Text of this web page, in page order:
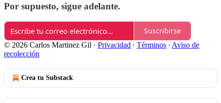
Por supuesto, sigue adelante.
Suscribirse
© 2026 Carlos Martinez Gil · Privacidad ∙ Términos ∙ Aviso de
recolección
Crea tu Substack